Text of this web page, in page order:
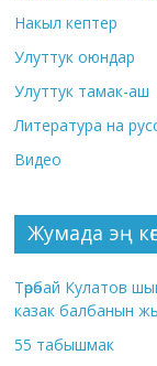
Накыл кептер
Улуттук оюндар
Улуттук тамак-аш
Литература на
Видео
Жумада эң
Төрөбай Кулатов
казак балбанын
55 табышмак